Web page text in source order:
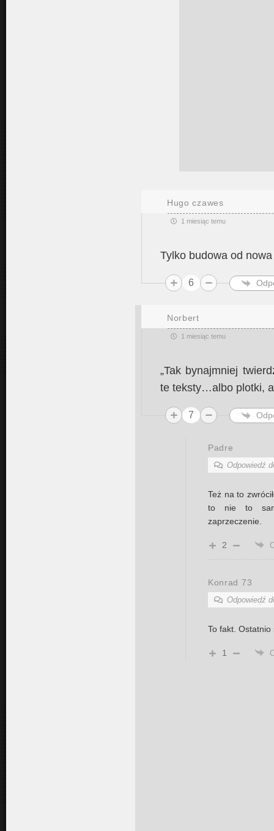
Hugo czawes
1 miesiąc temu
Tylko budowa od
6
Norbert
1 miesiąc temu
„Tak bynajmniej
te teksty…albo plotki,
7
Padre
Odpowiedź
Też na to
to nie to
zaprzeczenie.
2
Konrad 73
Odpowiedź
To fakt.
1